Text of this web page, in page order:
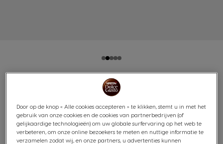
NEO CAFFÈ BESTSELLER
BUNDEL (ENKEL ZWARTE
KOFFIE)
Door op de knop « Alle cookies accepteren » te klikken, stemt u in met het
gebruik van onze cookies en de cookies van partnerbedrijven (of
gelijkaardige technologieën) om uw globale surfervaring op het web te
verbeteren, om onze online bezoekers te meten en nuttige informatie te
verzamelen zodat wij, en onze partners, u advertenties kunnen